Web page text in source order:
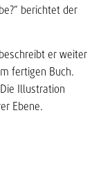
berichtet der
er weiter
fertigen Buch.
Illustration
Ebene.